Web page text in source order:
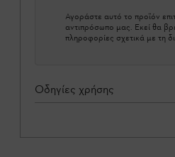
Αγοράστε αυτό το προϊόν
αντιπρόσωπο μας. Εκεί θα
πληροφορίες σχετικά με τη
Οδηγίες χρήσης